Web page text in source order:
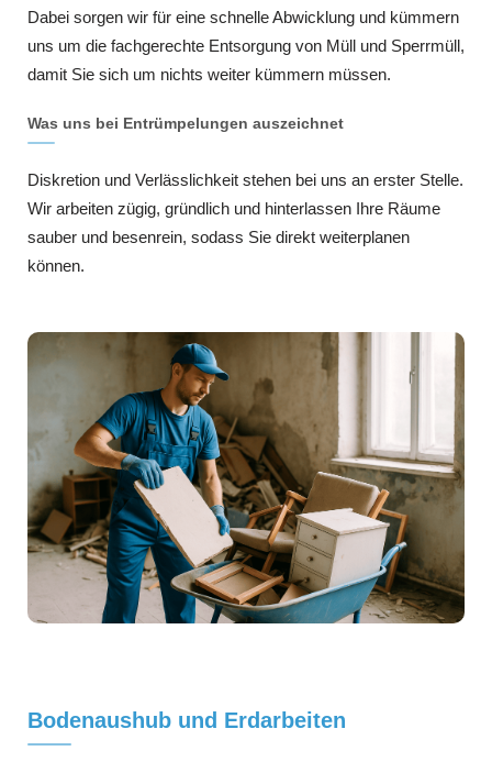
Dabei sorgen wir für eine schnelle Abwicklung und kümmern
uns um die fachgerechte Entsorgung von Müll und Sperrmüll,
damit Sie sich um nichts weiter kümmern müssen.
Was uns bei Entrümpelungen auszeichnet
Diskretion und Verlässlichkeit stehen bei uns an erster Stelle.
Wir arbeiten zügig, gründlich und hinterlassen Ihre Räume
sauber und besenrein, sodass Sie direkt weiterplanen
können.
Bodenaushub und Erdarbeiten